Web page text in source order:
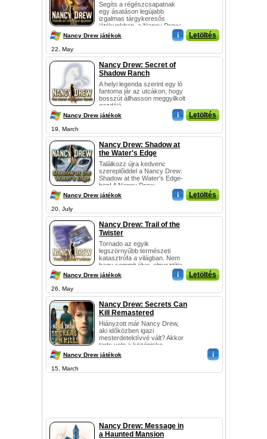
Segíts a régészcsapatnak
egy ásatáson legújabb
izgalmas tárgykeresős
játékunkban, a Nancy Drew:
T...
Nancy Drew játékok i Letöltés
22, May
Nancy Drew: Secret of
Shadow Ranch
A helyi legenda szerint egy ló
fantoma jár az utcákon, hogy
bosszút állhasson meggyilkolt
gazdájá...
Nancy Drew játékok i Letöltés
19, March
Nancy Drew: Shadow at
the Water's Edge
Találkozz újra kedvenc
szereplőiddel a Nancy Drew:
Shadow at the Water's Edge-
ben! A Nancy Drew-...
Nancy Drew játékok i Letöltés
20, July
Nancy Drew: Trail of the
Twister
Tornado az egyik
legszörnyűbb természeti
katasztrófa a világban. Nem
hagy semmit élve, elpusztítja
az összes úton! Oklahoma az
egyik hely, ahol a...
Nancy Drew játékok i Letöltés
26, May
Nancy Drew: Secrets Can
Kill Remastered
Hiányzott már Nancy Drew,
aki időközben igazi
mesterdetektívvé vált? Akkor
tarts vele a középisko...
Nancy Drew játékok i
15, March
Nancy Drew: Message in
a Haunted Mansion